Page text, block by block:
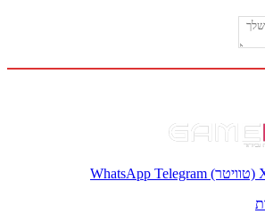
WhatsApp Telegram